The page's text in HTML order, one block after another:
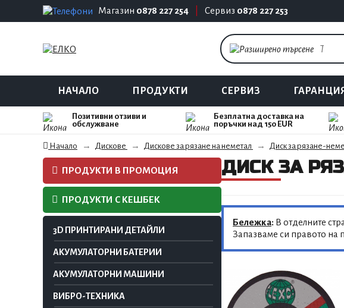
Магазин 0878 227 254 Сервиз 0878 227 253
НАЧАЛО ПРОДУКТИ СЕРВИЗ ГАРАНЦИЯ
Позитивни отзиви и
обслужване
Безплатна доставка на
поръчки над 150 EUR
Начало Дискове Дискове за рязане на неметал Диск за рязане-
ПРОДУКТИ В ПРОМОЦИЯ
ПРОДУКТИ С КЕШБЕК
3D ПРИНТИРАНИ ДЕТАЙЛИ
АКУМУЛАТОРНИ БАТЕРИИ
АКУМУЛАТОРНИ МАШИНИ
ВИБРО-ТЕХНИКА
ДИСК ЗА
Бележка: В отделните
Запазваме си правото на